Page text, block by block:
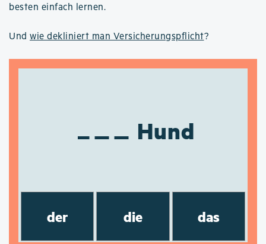
besten einfach lernen.
Und wie dekliniert man Versicherungspflicht?
Hund
der die das